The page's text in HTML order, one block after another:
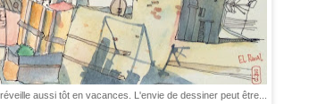
aussi tôt en vacances. L'envie de dessiner peut être...